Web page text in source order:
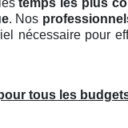
temps les plus
. Nos
nécessaire pour
tous les